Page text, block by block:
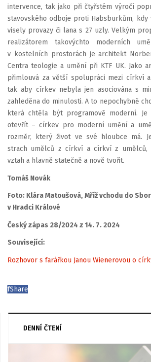
intervence, tak jako při čtyřstém výročí
stavovského odboje proti Habsburkům, kdy
visely provazy či lana s 27 uzly. Velkým
realizátorem takovýchto moderních
v kostelních prostorách je architekt
Centra teologie a umění při KTF UK. Jako
přimlouvá za větší spolupráci mezi církví
tak aby církev nebyla jen asociována s
zahleděna do minulosti. A to nepochybně
která chtěla být programově moderní. Je
otevřít – církev pro moderní umění a
rozměr, který život ve své hloubce má.
strach umělců z církví a církví z umělců,
vztah a hlavně statečně a nově tvořit.
Tomáš Novák
Foto: Klára Matoušová, Mříž vchodu do
v Hradci Králové
Český zápas 28/2024 z 14. 7. 2024
Související:
Rozhovor s farářkou Janou Wienerovou o
fShare
DENNÍ ČTENÍ